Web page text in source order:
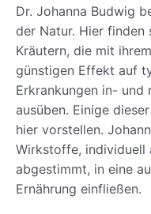
Dr. Johanna Budwig
der Natur. Hier finden
Kräutern, die mit
günstigen Effekt auf
Erkrankungen in- und
ausüben. Einige
hier vorstellen.
Wirkstoffe, individuell
abgestimmt, in eine
Ernährung einfließen.